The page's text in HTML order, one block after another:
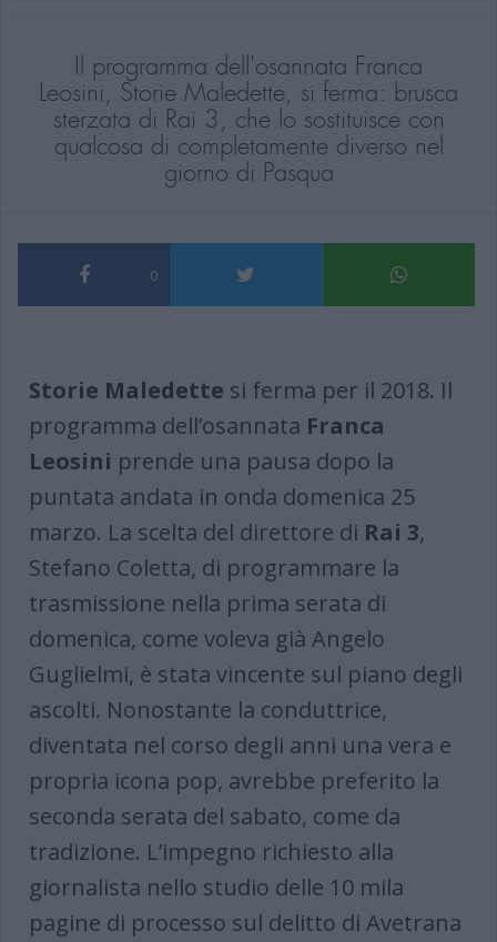
Il programma dell'osannata Franca
Leosini, Storie Maledette, si ferma: brusca
sterzata di Rai 3, che lo sostituisce con
qualcosa di completamente diverso nel
giorno di Pasqua
0
Storie Maledette si ferma per il 2018. Il
programma dell’osannata Franca
Leosini prende una pausa dopo la
puntata andata in onda domenica 25
marzo. La scelta del direttore di Rai 3,
Stefano Coletta, di programmare la
trasmissione nella prima serata di
domenica, come voleva già Angelo
Guglielmi, è stata vincente sul piano degli
ascolti. Nonostante la conduttrice,
diventata nel corso degli anni una vera e
propria icona pop, avrebbe preferito la
seconda serata del sabato, come da
tradizione. L’impegno richiesto alla
giornalista nello studio delle 10 mila
pagine di processo sul delitto di Avetrana